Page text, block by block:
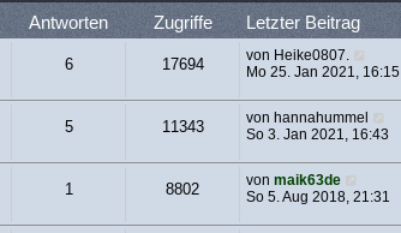
Antworten Zugriffe Letzter Beitrag
6 17694 von Heike0807.
Mo 25. Jan 2021, 16:15
5 11343 von hannahummel
So 3. Jan 2021, 16:43
1 8802 vonmaik63de
So 5. Aug 2018, 21:31